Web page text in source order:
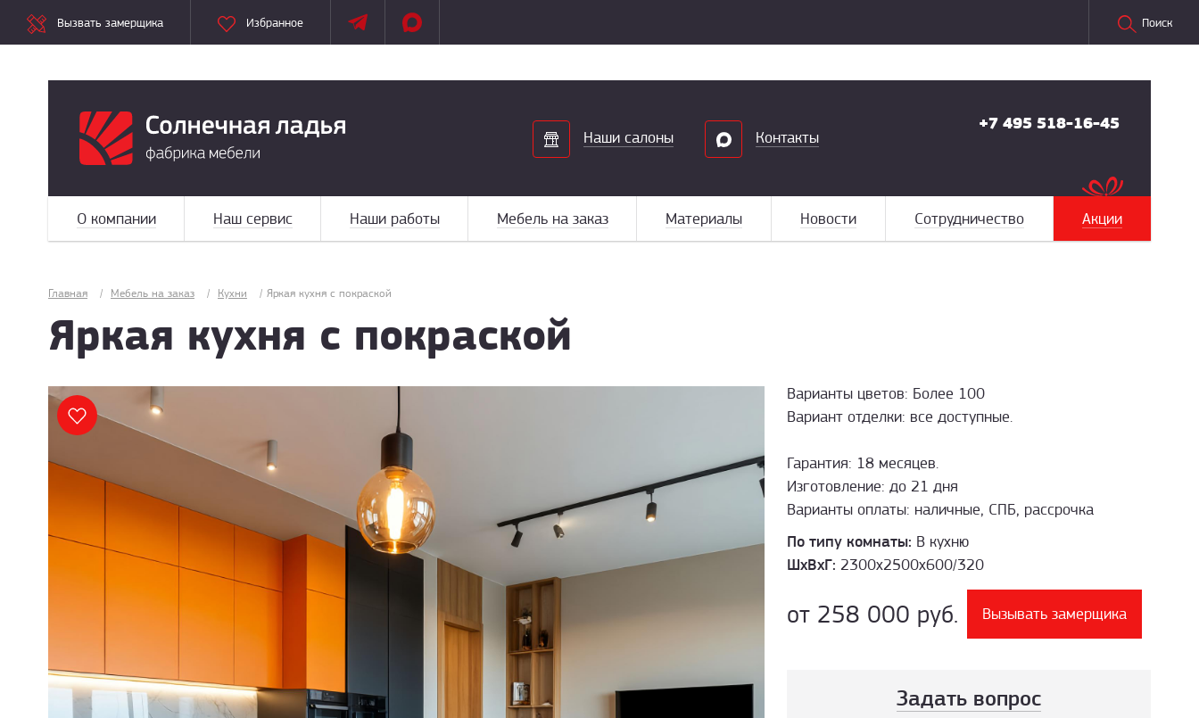
Вызвать замерщика Избранное Поиск
Наши салоны Контакты
+7 495 518-16-45
О компании Наш сервис Наши работы Мебель на заказ Материалы Новости Сотрудничество Акции
Главная / Мебель на заказ / Кухни / Яркая кухня с покраской
Яркая кухня с покраской
Варианты цветов: Более 100
Вариант отделки: все доступные.
Гарантия: 18 месяцев.
Изготовление: до 21 дня
Варианты оплаты: наличные, СПБ, рассрочка
По типу комнаты: В кухню
ШхВхГ: 2300х2500х600/320
от 258 000 руб. Вызывать замерщика
Задать вопрос